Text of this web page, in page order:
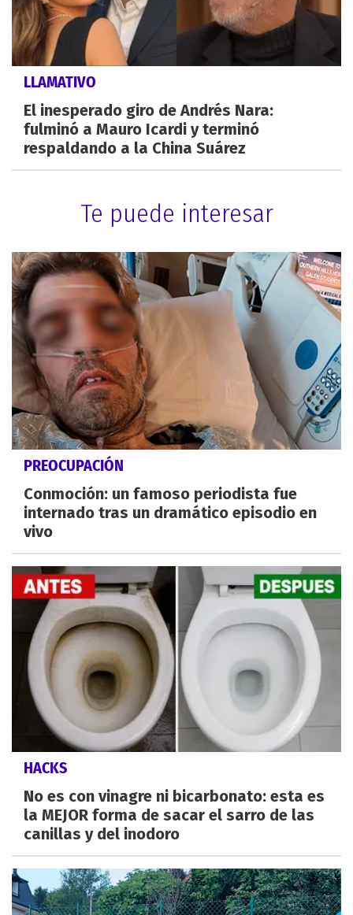
LLAMATIVO
El inesperado giro de Andrés Nara:
fulminó a Mauro Icardi y terminó
respaldando a la China Suárez
Te puede interesar
PREOCUPACIÓN
Conmoción: un famoso periodista fue
internado tras un dramático episodio en
vivo
HACKS
No es con vinagre ni bicarbonato: esta es
la MEJOR forma de sacar el sarro de las
canillas y del inodoro